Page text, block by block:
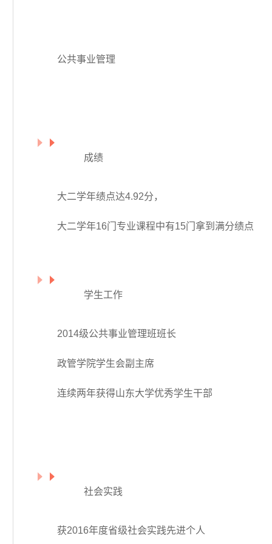
公共事业管理
成绩
大二学年绩点达4.92分，
大二学年16门专业课程中有15门拿到满分绩点
学生工作
2014级公共事业管理班班长
政管学院学生会副主席
连续两年获得山东大学优秀学生干部
社会实践
获2016年度省级社会实践先进个人